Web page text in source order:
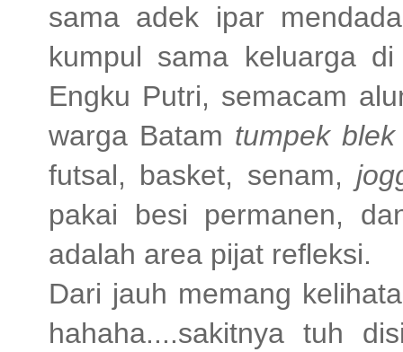
sama adek ipar
kumpul sama keluarga
Engku Putri, semacam
warga Batam tumpek blek
futsal, basket, senam,
pakai besi permanen,
adalah area pijat refleksi.
Dari jauh memang
hahaha....sakitnya tuh